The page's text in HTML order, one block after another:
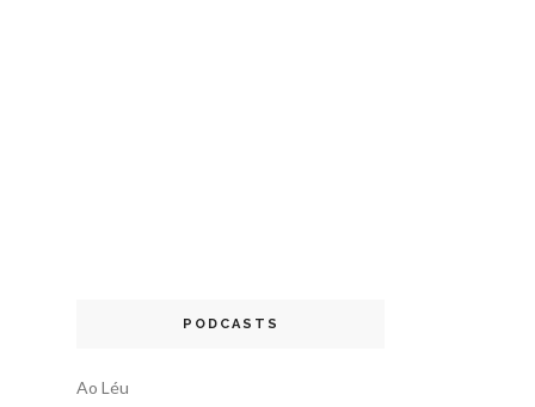
PODCASTS
Ao Léu